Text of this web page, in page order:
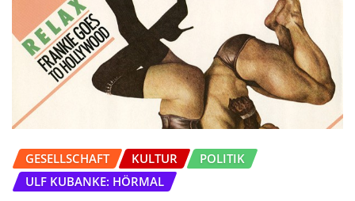
GESELLSCHAFT KULTUR
POLITIK
ULF KUBANKE: HÖRMAL